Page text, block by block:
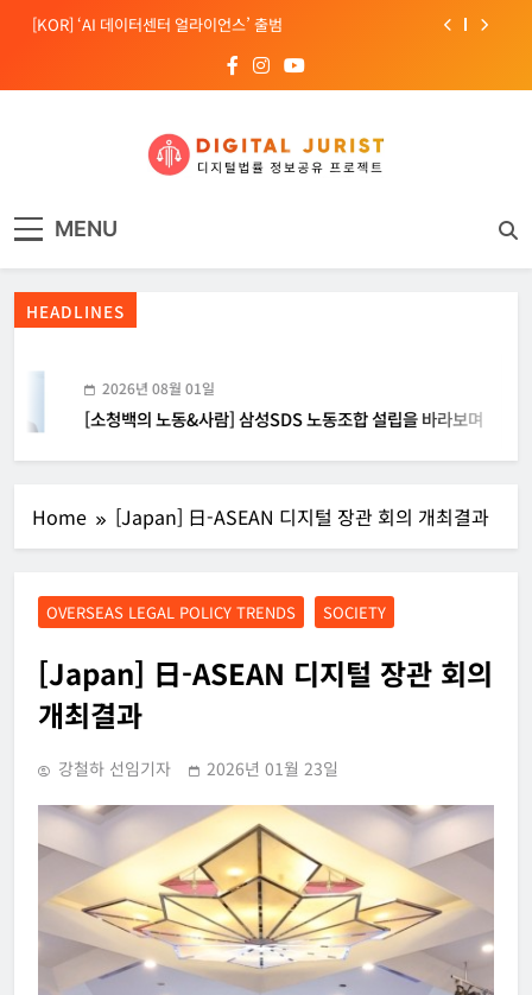
Skip[KOR] ‘AI 데이터센터 얼라이언스’ 출범
[EU] 틱톡의 아동 보호 미흡 관련 예비 조사결과 발표
[Russia] 텔레그램 설립자 파벨 두로프 기소
[KOR] ‘AI 데이터센터 얼라이언스’ 출범
[EU] 틱톡의 아동 보호 미흡 관련 예비 조사결과 발표
MENU
HEADLINES
2026년 08월 01일
[소청백의 노동&사람] 삼성SDS 노동조합 설립을 바라보며
Home [Japan] 日-ASEAN 디지털 장관 회의 개최결과
OVERSEAS LEGAL POLICY TRENDS SOCIETY
[Japan] 日-ASEAN 디지털 장관 회의
개최결과
강철하 선임기자 2026년 01월 23일